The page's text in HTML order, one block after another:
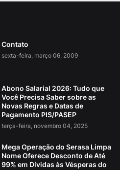
Contato
sexta-feira, março 06, 2009
Abono Salarial 2026: Tudo que
Você Precisa Saber sobre as
Novas Regras e Datas de
Pagamento PIS/PASEP
terça-feira, novembro 04, 2025
Mega Operação do Serasa Limpa
Nome Oferece Desconto de Até
99% em Dívidas às Vésperas do